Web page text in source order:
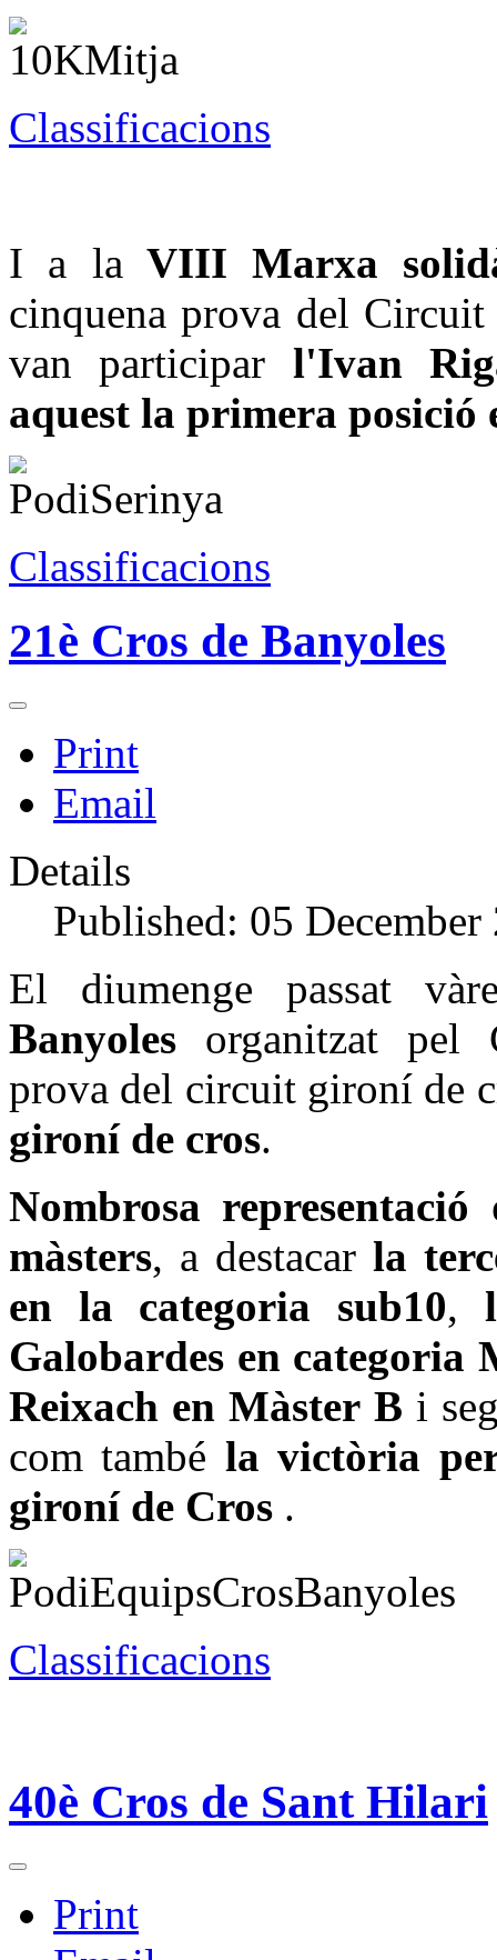
Classificacions
I a la VIII Marxa
cinquena prova del
van participar l'Ivan
aquest la primera posició
Classificacions
21è Cros de Banyoles
Print
Email
Details
Published: 05 December
El diumenge passat
Banyoles organitzat pel
prova del circuit gironí de
gironí de cros.
Nombrosa
màsters, a destacar la
en la categoria sub10,
Galobardes en categoria
Reixach en Màster B i
com també la victòria
gironí de Cros .
Classificacions
40è Cros de Sant Hilari
Print